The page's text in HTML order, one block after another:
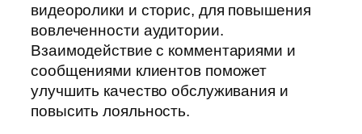
видеоролики и сторис, для повышения
вовлеченности аудитории.
Взаимодействие с комментариями и
сообщениями клиентов поможет
улучшить качество обслуживания и
повысить лояльность.